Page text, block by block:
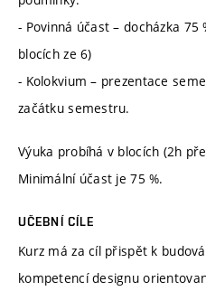
- Povinná účast – docházka
blocích ze 6)
- Kolokvium – prezentace
začátku semestru.
Výuka probíhá v blocích (2h
Minimální účast je 75 %.
UČEBNÍ CÍLE
Kurz má za cíl přispět k
kompetencí designu